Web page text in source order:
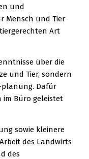
und
Mensch und Tier
Art
über die
und Tier, sondern
Dafür
im Büro geleistet
sowie kleinere
des Landwirts
des